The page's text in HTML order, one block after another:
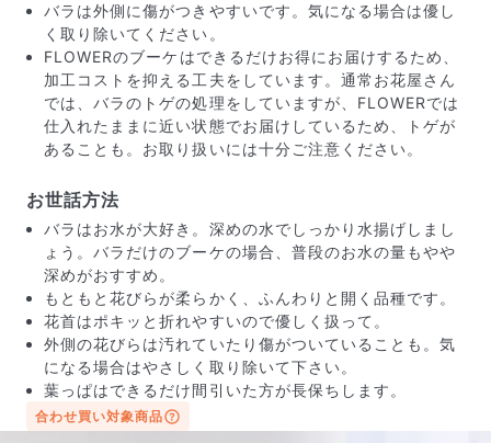
届いたお花に元気がなかったら？
もし届いたお花に「枯れている」「折れている」などの
不備があった場合は、些細なことでもお気軽にサポート
までご連絡ください。ご返金にて補償いたします。
バラは外側に傷がつきやすいです。気になる場合は優し
く取り除いてください。
FLOWERのブーケはできるだけお得にお届けするため、
加工コストを抑える工夫をしています。通常お花屋さん
では、バラのトゲの処理をしていますが、FLOWERでは
仕入れたままに近い状態でお届けしているため、トゲが
あることも。お取り扱いには十分ご注意ください。
お世話方法
バラはお水が大好き。深めの水でしっかり水揚げしまし
ょう。バラだけのブーケの場合、普段のお水の量もやや
深めがおすすめ。
もともと花びらが柔らかく、ふんわりと開く品種です。
花首はポキッと折れやすいので優しく扱って。
外側の花びらは汚れていたり傷がついていることも。気
になる場合はやさしく取り除いて下さい。
葉っぱはできるだけ間引いた方が長保ちします。
合わせ買い対象商品